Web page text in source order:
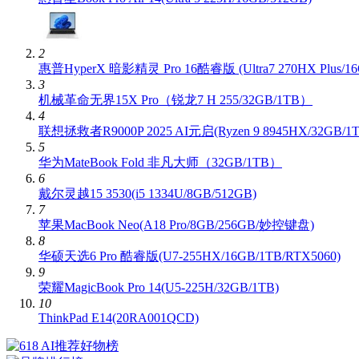
2
惠普HyperX 暗影精灵 Pro 16酷睿版 (Ultra7 270HX Plus/
3
机械革命无界15X Pro（锐龙7 H 255/32GB/1TB）
4
联想拯救者R9000P 2025 AI元启(Ryzen 9 8945HX/32GB/
5
华为MateBook Fold 非凡大师（32GB/1TB）
6
戴尔灵越15 3530(i5 1334U/8GB/512GB)
7
苹果MacBook Neo(A18 Pro/8GB/256GB/妙控键盘)
8
华硕天选6 Pro 酷睿版(U7-255HX/16GB/1TB/RTX5060)
9
荣耀MagicBook Pro 14(U5-225H/32GB/1TB)
10
ThinkPad E14(20RA001QCD)